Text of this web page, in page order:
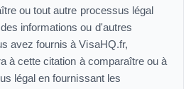
ou tout autre processus légal
informations ou d'autres
avez fournis à VisaHQ.fr,
à cette citation à comparaître ou à
légal en fournissant les